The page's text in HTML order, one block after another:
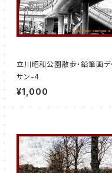
立川昭和公園散歩・鉛筆画デ
サン-4
¥1,000